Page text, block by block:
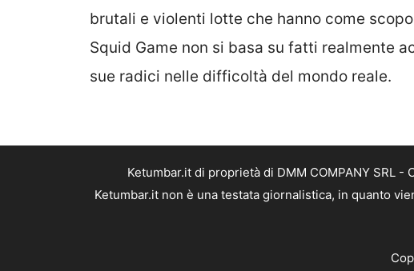
brutali e violenti lotte che hanno come
Squid Game non si basa su fatti realmente
sue radici nelle difficoltà del mondo reale.
Ketumbar.it di proprietà di DMM COMPANY SRL
Ketumbar.it non è una testata giornalistica, in quanto